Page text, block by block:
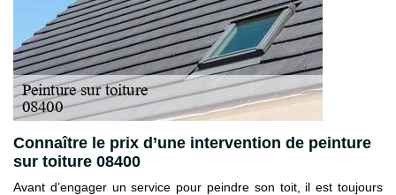
Connaître le prix d’une intervention de peinture
sur toiture 08400
Avant d’engager un service pour peindre son toit, il est toujours